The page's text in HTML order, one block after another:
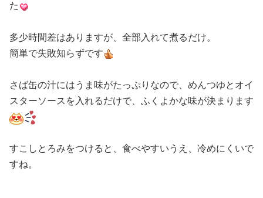
た
多少時間差はありますが、全部入れて煮るだけ。
簡単で失敗知らずです
さば缶の汁にはうま味がたっぷりなので、めんつゆとオイ
スターソースを入れるだけで、ふくよかな味が決まります
すこしとろみをつけると、食べやすいうえ、冷めにくいで
すね。